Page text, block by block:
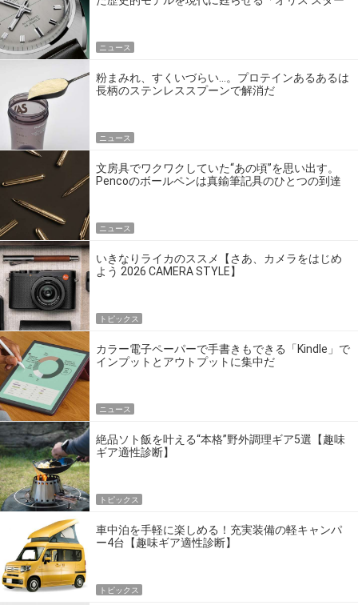
ニュース
粉まみれ、すくいづらい…。プロテインあるあるは
長柄のステンレススプーンで解消だ
ニュース
文房具でワクワクしていた“あの頃”を思い出す。
Pencoのボールペンは真鍮筆記具のひとつの到達
ニュース
いきなりライカのススメ【さあ、カメラをはじめ
よう 2026 CAMERA STYLE】
トピックス
カラー電子ペーパーで手書きもできる「Kindle」で
インプットとアウトプットに集中だ
ニュース
絶品ソト飯を叶える“本格”野外調理ギア5選【趣味
ギア適性診断】
トピックス
車中泊を手軽に楽しめる！充実装備の軽キャンパ
ー4台【趣味ギア適性診断】
トピックス